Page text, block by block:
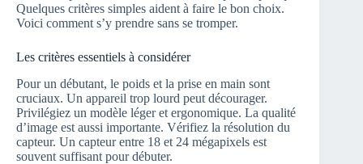
Quelques critères simples aident à faire le bon choix.
Voici comment s’y prendre sans se tromper.
Les critères essentiels à considérer
Pour un débutant, le poids et la prise en main sont
cruciaux. Un appareil trop lourd peut décourager.
Privilégiez un modèle léger et ergonomique. La qualité
d’image est aussi importante. Vérifiez la résolution du
capteur. Un capteur entre 18 et 24 mégapixels est
souvent suffisant pour débuter.